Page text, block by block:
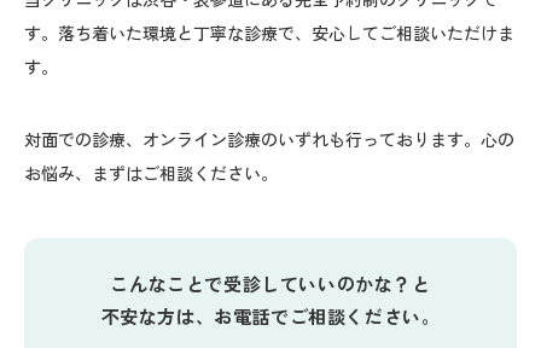
す。落ち着いた環境と丁寧な診療で、安心してご相談いただけま
す。
対面での診療、オンライン診療のいずれも行っております。心の
お悩み、まずはご相談ください。
こんなことで受診していいのかな？と
不安な方は、お電話でご相談ください。